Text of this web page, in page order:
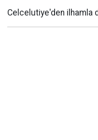
Celcelutiye'den ilhamla